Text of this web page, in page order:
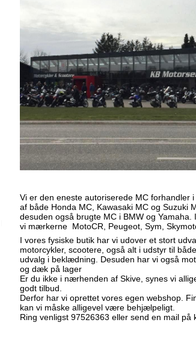
Vi er den eneste autoriserede MC forhandler
af både Honda MC, Kawasaki MC og Suzuki
desuden også brugte MC i BMW og
vi mærkerne MotoCR, Peugeot, Sym,
I vores fysiske butik har vi udover et stort
motorcykler, scootere, også alt i udstyr til
udvalg i beklædning. Desuden har vi også
og dæk på lager
Er du ikke i nærhenden af Skive, synes vi
godt tilbud.
Derfor har vi oprettet vores egen webshop.
kan vi måske alligevel være behjælpeligt.
Ring venligst 97526363 eller send en mail på